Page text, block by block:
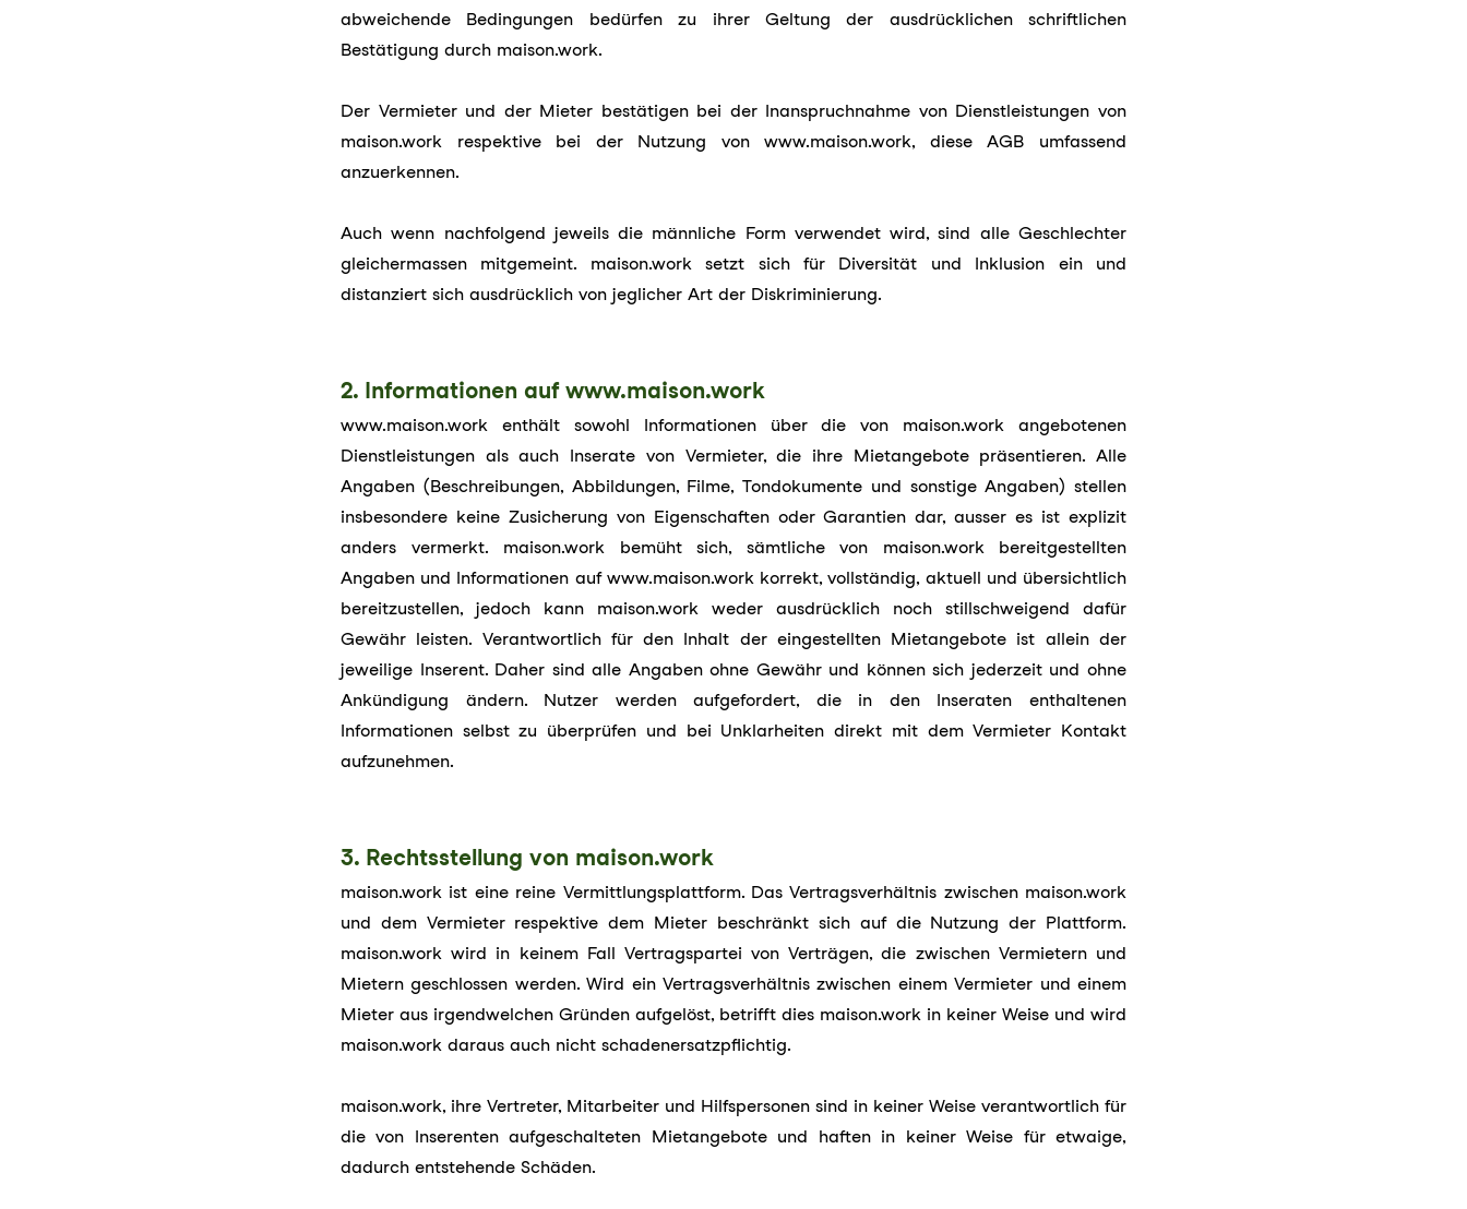
abweichende Bedingungen bedürfen zu ihrer Geltung der ausdrücklichen schriftlichen
Bestätigung durch maison.work.
Der Vermieter und der Mieter bestätigen bei der Inanspruchnahme von Dienstleistungen von
maison.work respektive bei der Nutzung von www.maison.work, diese AGB umfassend
anzuerkennen.
Auch wenn nachfolgend jeweils die männliche Form verwendet wird, sind alle Geschlechter
gleichermassen mitgemeint. maison.work setzt sich für Diversität und Inklusion ein und
distanziert sich ausdrücklich von jeglicher Art der Diskriminierung.
2. Informationen auf www.maison.work
www.maison.work enthält sowohl Informationen über die von maison.work angebotenen
Dienstleistungen als auch Inserate von Vermieter, die ihre Mietangebote präsentieren. Alle
Angaben (Beschreibungen, Abbildungen, Filme, Tondokumente und sonstige Angaben) stellen
insbesondere keine Zusicherung von Eigenschaften oder Garantien dar, ausser es ist explizit
anders vermerkt.
maison.work bemüht sich, sämtliche von maison.work bereitgestellten
Angaben und Informationen auf www.maison.work korrekt, vollständig, aktuell und übersichtlich
bereitzustellen, jedoch kann maison.work weder ausdrücklich noch stillschweigend dafür
Gewähr leisten. Verantwortlich für den Inhalt der eingestellten Mietangebote ist allein der
jeweilige Inserent. Daher sind alle Angaben ohne Gewähr und können sich jederzeit und ohne
Ankündigung ändern. Nutzer werden aufgefordert, die in den Inseraten enthaltenen
Informationen selbst zu überprüfen und bei Unklarheiten direkt mit dem Vermieter Kontakt
aufzunehmen.
3. Rechtsstellung von maison.work
maison.work ist eine reine Vermittlungsplattform. Das Vertragsverhältnis zwischen maison.work
und dem Vermieter respektive dem Mieter beschränkt sich auf die Nutzung der Plattform.
maison.work wird in keinem Fall Vertragspartei von Verträgen, die zwischen Vermietern und
Mietern geschlossen werden. Wird ein Vertragsverhältnis zwischen einem Vermieter und einem
Mieter aus irgendwelchen Gründen aufgelöst, betrifft dies maison.work in keiner Weise und wird
maison.work daraus auch nicht schadenersatzpflichtig.
maison.work, ihre Vertreter, Mitarbeiter und Hilfspersonen sind in keiner Weise verantwortlich für
die von Inserenten aufgeschalteten Mietangebote und haften in keiner Weise für etwaige,
dadurch entstehende Schäden.